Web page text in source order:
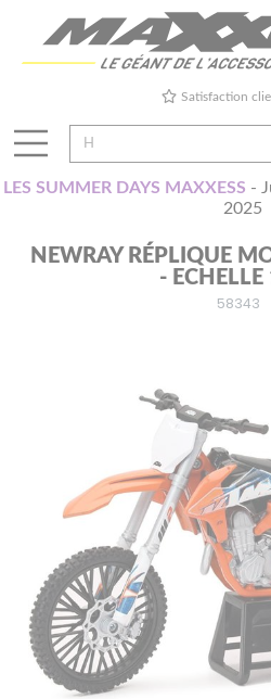
Satisfaction
LES SUMMER DAYS MAXXESS -
2025
NEWRAY RÉPLIQUE
-
58343